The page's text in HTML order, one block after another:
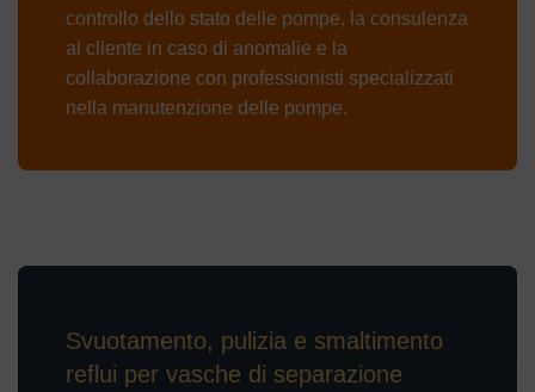
controllo dello stato delle pompe, la consulenza
al cliente in caso di anomalie e la
collaborazione con professionisti specializzati
nella manutenzione delle pompe.
Svuotamento, pulizia e smaltimento
reflui per vasche di separazione